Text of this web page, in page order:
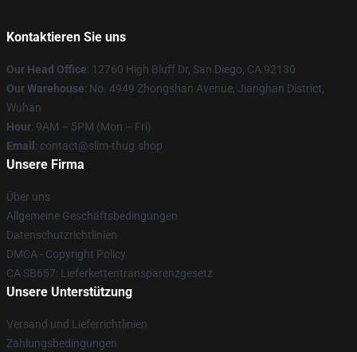
Kontaktieren Sie uns
Our Head Office: 12760 High Bluff Dr, San Diego, CA 92130
Our Warehouse: No. 4949 Zhongshan Avenue, Jianghan District,
Wuhan
Hour: 9AM – 5PM (Mon – Fri)
Email : contact@slim-thug.shop
Unsere Firma
Über uns
Allgemeine Geschäftsbedingungen
Datenschutzrichtlinien
DMCA - Copyright Policy
CA SB657: Lieferkettentransparenzgesetz
Unsere Unterstützung
Versand und Lieferrichtlinien
Zahlungsbedingungen